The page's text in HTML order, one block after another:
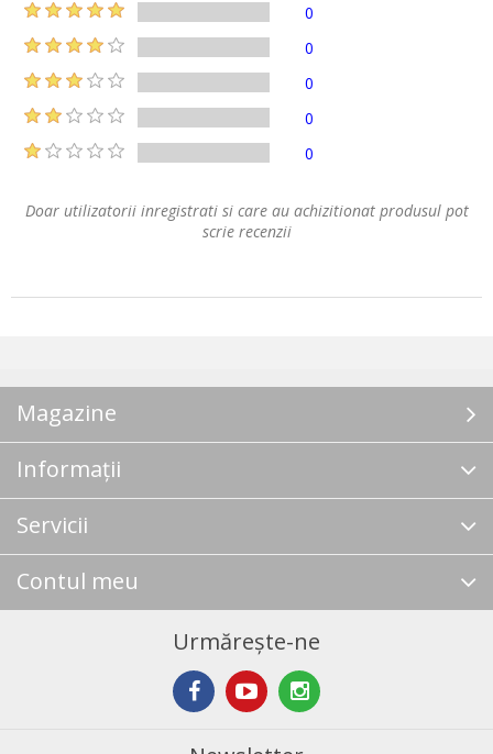
0
0
0
0
0
Doar utilizatorii inregistrati si care au achizitionat produsul pot
scrie recenzii
Magazine
Informații
Servicii
Contul meu
Urmărește-ne